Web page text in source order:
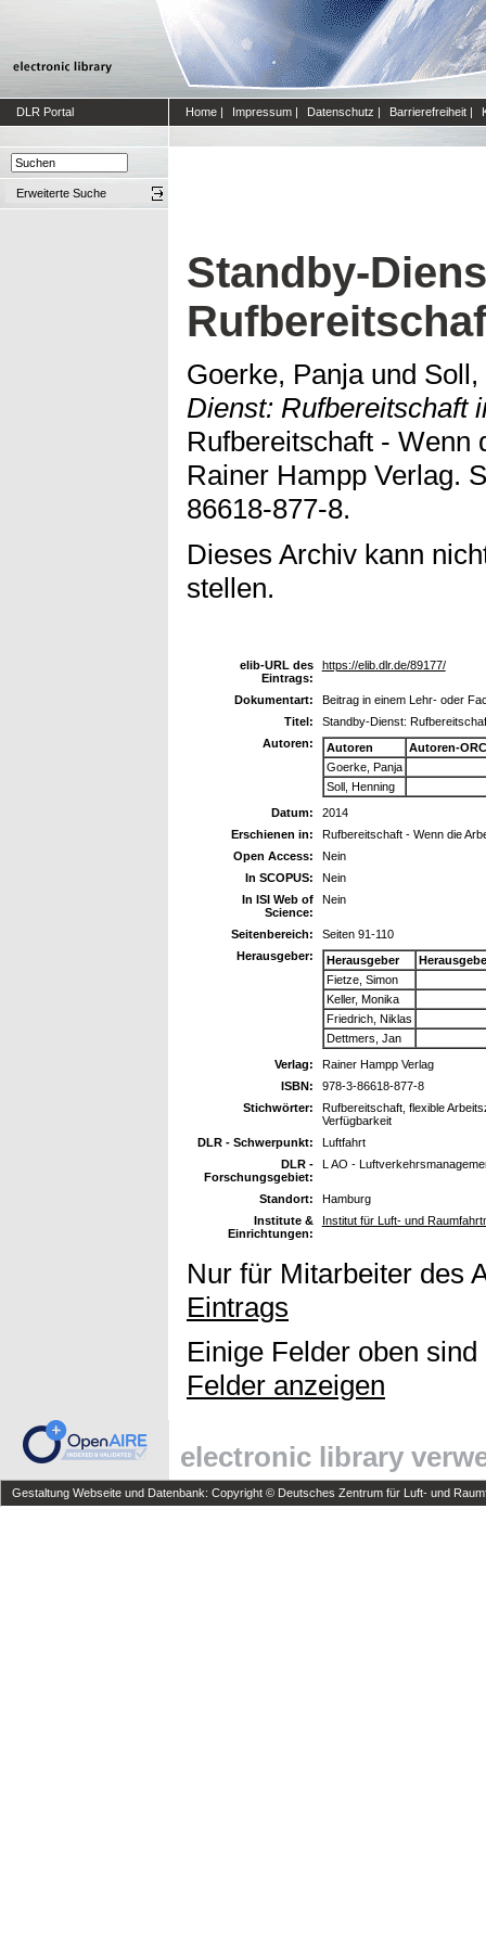
DLR Portal Home | Impressum | Datenschutz | Barrierefreiheit |
Erweiterte Suche
Standby-
Goerke, Panjaund Soll,
Dienst: Rufbereitschaft
Rufbereitschaft - Wenn
Rainer Hampp Verlag.
86618-877-8.
Dieses Archiv kann
stellen.
elib-URL des
Eintrags:
https://elib.dlr.de/89177/
Dokumentart:
Beitrag in einem Lehr- oder
Titel:
Standby-Dienst:
Autoren:
Autoren
Autoren-
Goerke, Panja
Soll, Henning
Datum:
2014
Erschienen in:
Rufbereitschaft - Wenn die
Open Access:
Nein
In SCOPUS:
Nein
In ISI Web of
Science:
Nein
Seitenbereich:
Seiten 91-110
Herausgeber:
Herausgeber
Fietze, Simon
Keller, Monika
Friedrich, Niklas
Dettmers, Jan
Verlag:
Rainer Hampp Verlag
ISBN:
978-3-86618-877-8
Stichwörter:
Rufbereitschaft, flexible
Verfügbarkeit
DLR - Schwerpunkt:
Luftfahrt
DLR -
Forschungsgebiet:
L AO -
Standort:
Hamburg
Institute &
Einrichtungen:
Institut für Luft- und
Nur für Mitarbeiter des
Eintrags
Einige Felder oben
Felder anzeigen
electronic library
Gestaltung Webseite und Datenbank: Copyright © Deutsches Zentrum für Luft- und